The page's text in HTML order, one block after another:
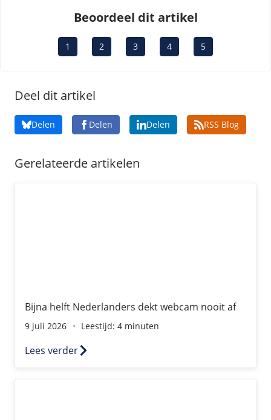
Beoordeel dit artikel
1 2 3 4 5
Deel dit artikel
Delen Delen Delen RSS Blog
Gerelateerde artikelen
Bijna helft Nederlanders dekt webcam nooit af
9 juli 2026 Leestijd: 4 minuten
Lees verder